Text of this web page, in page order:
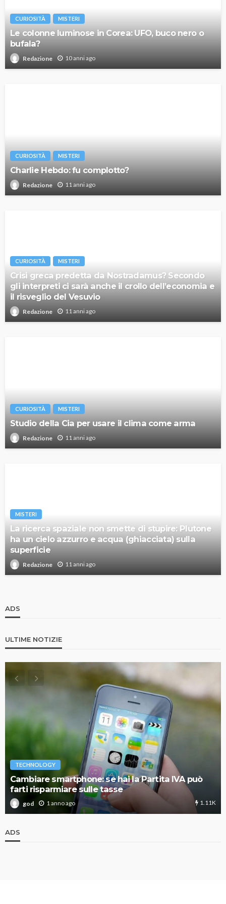
CURIOSITÀ MISTERI
Le colonne luminose in Corea: UFO, buco nero o
bufala?
Redazione 10 anni ago
CURIOSITÀ MISTERI
Charlie Hebdo: fu complotto?
Redazione 11 anni ago
CURIOSITÀ MISTERI
Crisi greca predetta da Nostradamus? Secondo
gli interpreti ci sarà anche il crollo dell’economia e
il risveglio del Vesuvio
Redazione 11 anni ago
CURIOSITÀ MISTERI
Studio della Cia per usare il clima come arma
Redazione 11 anni ago
MISTERI
La ricerca spaziale non smette di stupire: Plutone
ha un cielo azzurro e acqua (ghiacciata) sulla
superficie
Redazione 11 anni ago
ADS
ULTIME NOTIZIE
TECHNOLOGY
Cambiare smartphone: se hai la Partita IVA può
farti risparmiare sulle tasse
god 1 anno ago 1.11K
ADS